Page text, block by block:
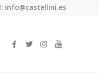
info@castellini.es